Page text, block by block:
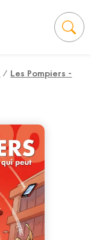
/ Les Pompiers -